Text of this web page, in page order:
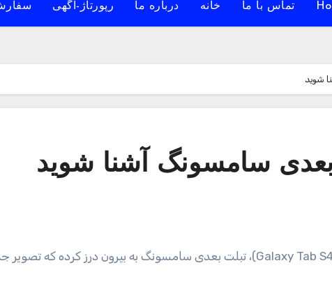
تماس با ما خانه درباره ما رپورتاژ-آگهی
شوید
بعدی سامسونگ آشنا شوید